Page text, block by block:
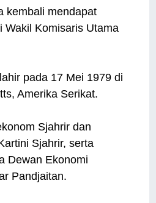
kembali mendapat
Wakil Komisaris Utama
pada 17 Mei 1979 di
Amerika Serikat.
Sjahrir dan
Sjahrir, serta
Dewan Ekonomi
Pandjaitan.